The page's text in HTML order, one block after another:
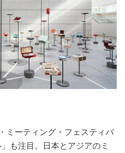
ミーティング・フェスティバ
も注目。日本とアジアのミ